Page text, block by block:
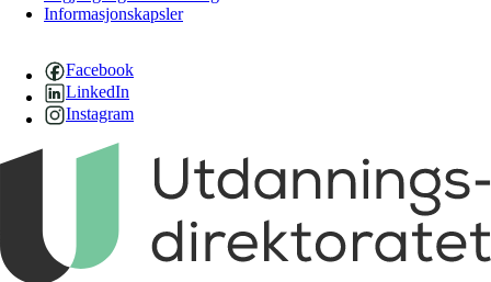
Informasjonskapsler
Facebook
LinkedIn
Instagram